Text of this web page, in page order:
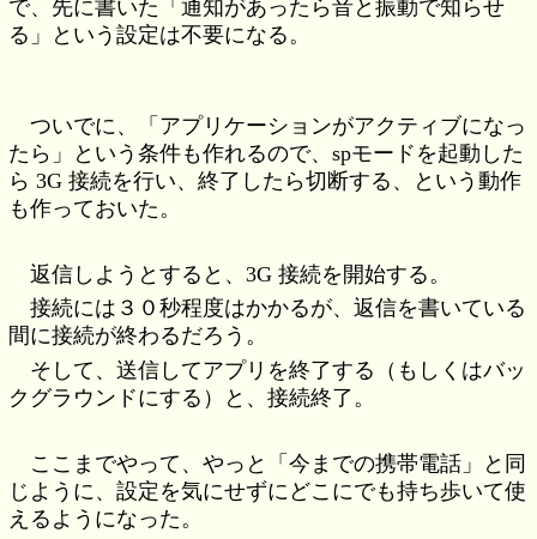
で、先に書いた「通知があったら音と振動で知らせ
る」という設定は不要になる。
ついでに、「アプリケーションがアクティブになっ
たら」という条件も作れるので、spモードを起動した
ら 3G 接続を行い、終了したら切断する、という動作
も作っておいた。
返信しようとすると、3G 接続を開始する。
接続には３０秒程度はかかるが、返信を書いている
間に接続が終わるだろう。
そして、送信してアプリを終了する（もしくはバッ
クグラウンドにする）と、接続終了。
ここまでやって、やっと「今までの携帯電話」と同
じように、設定を気にせずにどこにでも持ち歩いて使
えるようになった。